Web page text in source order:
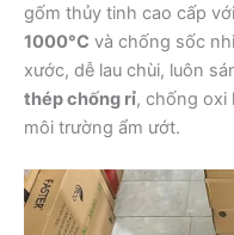
gốm thủy tinh cao cấp
1000°C và chống sốc
xước, dễ lau chùi, luôn
thép chống rỉ, chống oxi
môi trường ẩm ướt.